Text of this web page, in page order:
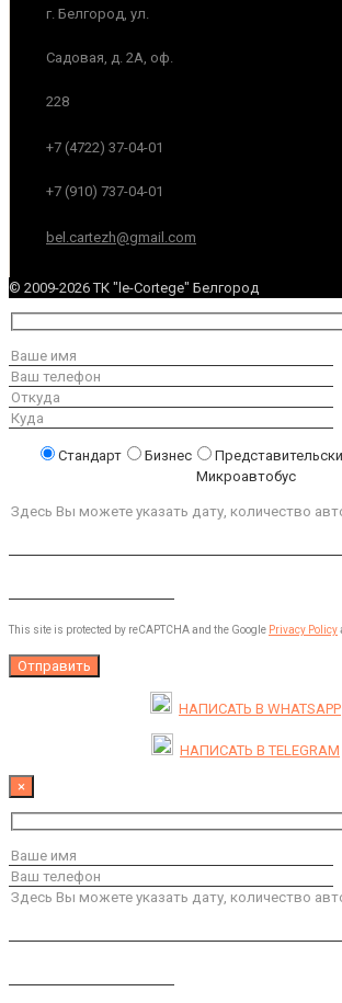
г. Белгород, ул.
Садовая, д. 2А, оф.
228
+7 (4722) 37-04-01
+7 (910) 737-04-01
bel.cartezh@gmail.com
© 2009-2026 ТК "le-Cortege" Белгород
Стандарт Бизнес
Микроавтобус
This site is protected by reCAPTCHA and the Google Privacy Policy
НАПИСАТЬ В WHATSAPP
НАПИСАТЬ ВTELEGRAM
×